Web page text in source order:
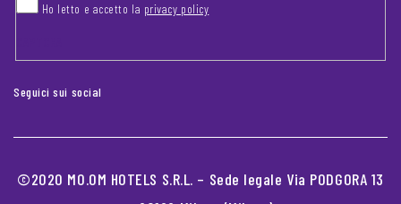
Ho letto e accetto la privacy policy
Seguici sui social
©2020 MO.OM HOTELS S.R.L. – Sede legale Via PODGORA 13